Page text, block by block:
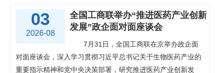
03
2026-08
全国工商联举办“推进医药产业创新
发展”政企面对面座谈会
7月31日，全国工商联在京举办政企面
对面座谈会，深入学习贯彻习近平总书记关于生物医药产业的
重要指示精神和党中央决策部署，研究推进医药产业创新发